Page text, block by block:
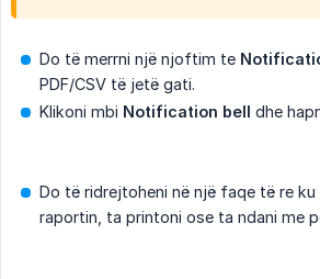
Do të merrni një njoftim te
PDF/CSV të jetë gati.
Klikoni mbi Notification bell dhe
Do të ridrejtoheni në një faqe të re
raportin, ta printoni ose ta ndani me